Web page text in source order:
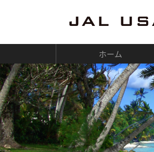
JAL USA
ホーム